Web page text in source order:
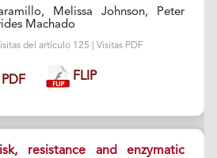
Melissa Johnson, Peter
Machado
del artículo 125 | Visitas PDF
FLIP
resistance and enzymatic